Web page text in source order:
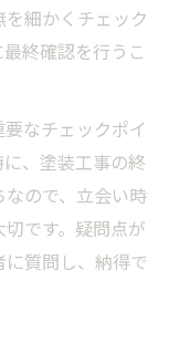
細かくチェック
終確認を行うこ
なチェックポイ
、塗装工事の終
ので、立会い時
です。疑問点が
質問し、納得で